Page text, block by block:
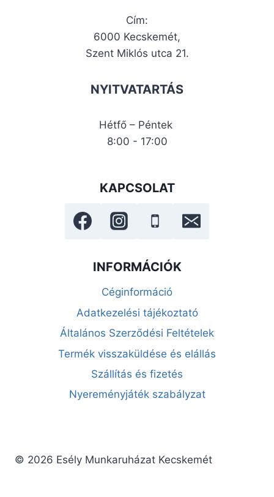
Cím:
6000 Kecskemét,
Szent Miklós utca 21.
NYITVATARTÁS
Hétfő – Péntek
8:00 - 17:00
KAPCSOLAT
INFORMÁCIÓK
Céginformáció
Adatkezelési tájékoztató
Általános Szerződési Feltételek
Termék visszaküldése és elállás
Szállítás és fizetés
Nyereményjáték szabályzat
© 2026 Esély Munkaruházat Kecskemét